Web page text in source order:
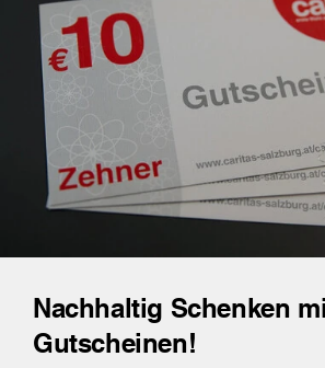
Nachhaltig Schenken
Gutscheinen!